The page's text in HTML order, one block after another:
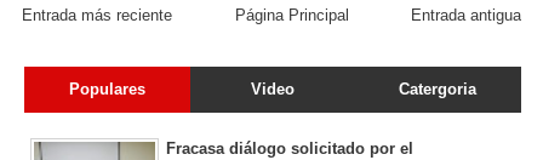
Entrada más reciente Entrada antigua
Página Principal
Populares Video Catergoria
Fracasa diálogo solicitado por el